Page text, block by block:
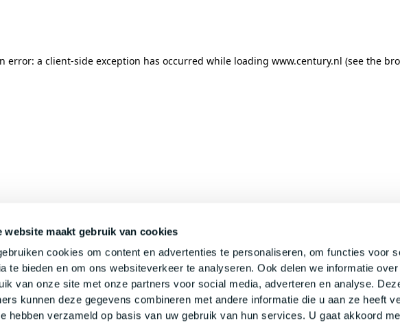
website maakt gebruik van cookies
cookies om content en advertenties te personaliseren, om functies voor
te bieden en om ons websiteverkeer te analyseren. Ook delen we informatie over
van onze site met onze partners voor social media, adverteren en analyse.
kunnen deze gegevens combineren met andere informatie die u aan ze heeft
hebben verzameld op basis van uw gebruik van hun services. U gaat akkoord
error: a client-side exception has occurred while loading www.century.nl (see the